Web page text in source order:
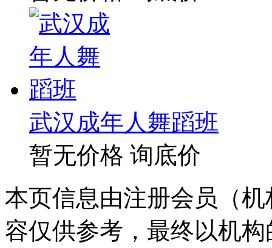
武汉成年人舞蹈班
暂无价格 询底价
本页信息由注册会员（
容仅供参考，最终以机